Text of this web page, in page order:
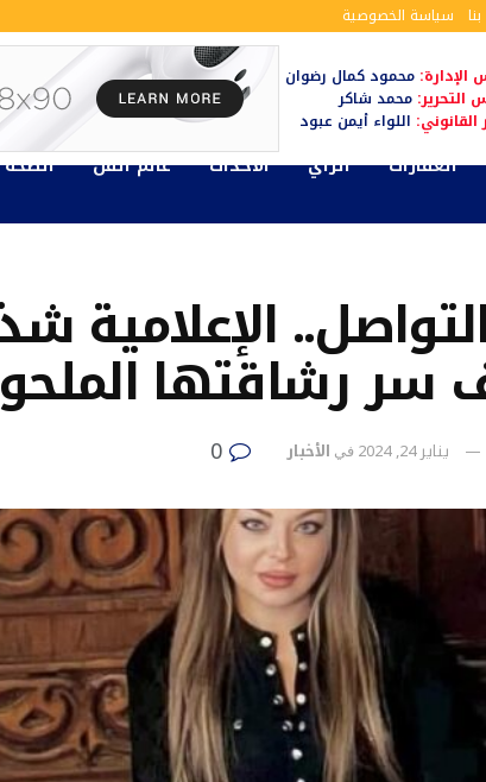
سياسة الخصوصية
محمود كمال رضوان
التحرير:محمد شاكر
اللواء أيمن عبود
العقارات الرأي الأحداث عالم الفن الصحة
الإعلامية
رشاقتها
يناير 24, 2024 في الأخبار